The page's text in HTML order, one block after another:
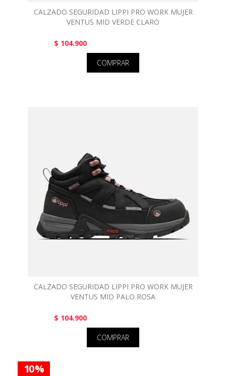
CALZADO SEGURIDAD LIPPI PRO WORK MUJER
VENTUS MID VERDE CLARO
$ 104.900
COMPRAR
CALZADO SEGURIDAD LIPPI PRO WORK MUJER
VENTUS MID PALO ROSA
$ 104.900
COMPRAR
10 %